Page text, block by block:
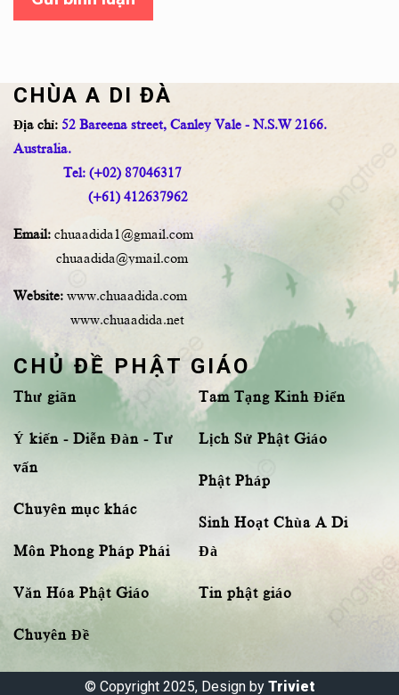
CHÙA A DI ĐÀ
Địa chỉ: 52 Bareena street, Canley Vale - N.S.W 2166.
Australia.
Tel: (+02) 87046317
(+61) 412637962
Email: chuaadida1@gmail.com
chuaadida@ymail.com
Website: www.chuaadida.com
www.chuaadida.net
CHỦ ĐỀ PHẬT GIÁO
Thư giãn
Ý kiến - Diễn Đàn - Tư
vấn
Chuyên mục khác
Môn Phong Pháp Phái
Văn Hóa Phật Giáo
Chuyên Đề
Tam Tạng Kinh Điển
Lịch Sử Phật Giáo
Phật Pháp
Sinh Hoạt Chùa A Di
Đà
Tin phật giáo
© Copyright 2025, Design by Triviet